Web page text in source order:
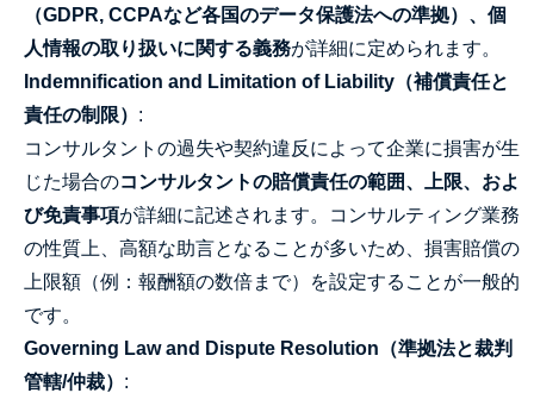
（GDPR, CCPAなど各国のデータ保護法への準拠）、個
人情報の取り扱いに関する義務が詳細に定められます。
Indemnification and Limitation of Liability（補償責任と
責任の制限） :
コンサルタントの過失や契約違反によって企業に損害が生
じた場合のコンサルタントの賠償責任の範囲、上限、およ
び免責事項が詳細に記述されます。コンサルティング業務
の性質上、高額な助言となることが多いため、損害賠償の
上限額（例：報酬額の数倍まで）を設定することが一般的
です。
Governing Law and Dispute Resolution（準拠法と裁判
管轄/仲裁） :